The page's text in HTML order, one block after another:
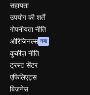
सहायता
उपयोग की शर्तें
गोपनीयता नीति
ओरिजिनल्स नया
कुकीज़ नीति
ट्रस्ट सेंटर
एफिलिएट्स
बिज़नेस